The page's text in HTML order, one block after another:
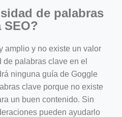
de palabras
SEO?
amplio y no existe un valor
palabras clave en el
ninguna guía de Goggle
clave porque no existe
un buen contenido. Sin
pueden ayudarlo